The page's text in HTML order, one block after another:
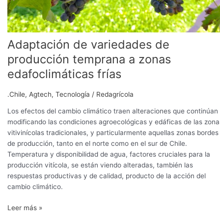
Adaptación de variedades de
producción temprana a zonas
edafoclimáticas frías
.Chile, Agtech, Tecnología / Redagrícola
Los efectos del cambio climático traen alteraciones que continúan
modificando las condiciones agroecológicas y edáficas de las
vitivinícolas tradicionales, y particularmente aquellas zonas bordes
de producción, tanto en el norte como en el sur de Chile.
Temperatura y disponibilidad de agua, factores cruciales para la
producción vitícola, se están viendo alteradas, también las
respuestas productivas y de calidad, producto de la acción del
cambio climático.
Leer más »